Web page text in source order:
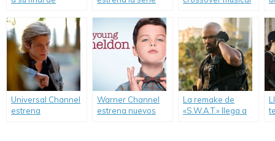
«The Flash».
Universal Channel
estrena
Warner Channel
estrena nuevos
La remake de
«S.W.A.T.» llega a